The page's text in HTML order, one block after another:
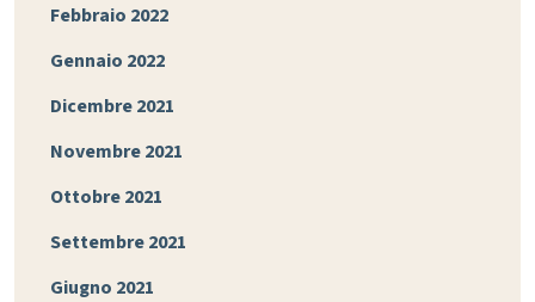
Febbraio 2022
Gennaio 2022
Dicembre 2021
Novembre 2021
Ottobre 2021
Settembre 2021
Giugno 2021